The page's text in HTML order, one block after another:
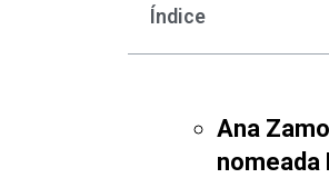
Índice
Ana
nomeada